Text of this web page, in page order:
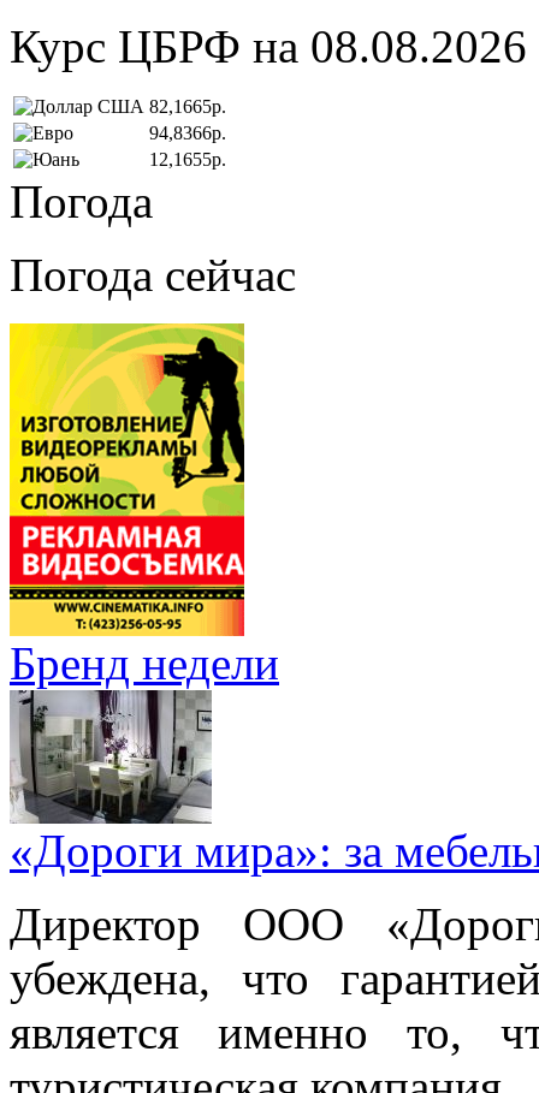
Курс ЦБРФ на 08.08.2026
82,1665р.
94,8366р.
12,1655р.
Погода
Погода сейчас
Бренд недели
«Дороги мира»: за
Директор ООО
убеждена, что
является именно то,